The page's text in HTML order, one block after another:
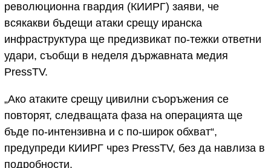
революционна гвардия (КИИРГ) заяви, че
всякакви бъдещи атаки срещу иранска
инфраструктура ще предизвикат по-тежки ответни
удари, съобщи в неделя държавната медия
PressTV.
„Ако атаките срещу цивилни съоръжения се
повторят, следващата фаза на операцията ще
бъде по-интензивна и с по-широк обхват“,
предупреди КИИРГ чрез PressTV, без да навлиза в
подробности.